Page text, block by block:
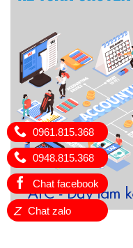
0961.815.368
0948.815.368
Chat facebook
Z Chat zalo